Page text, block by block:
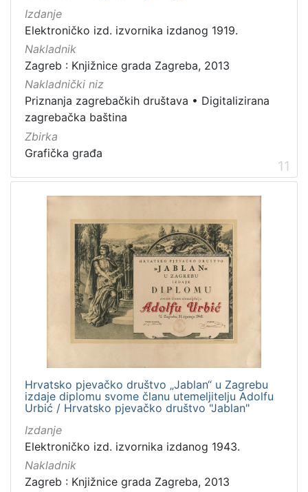
Izdanje
Elektroničko izd. izvornika izdanog 1919.
Nakladnik
Zagreb : Knjižnice grada Zagreba, 2013
Nakladnički niz
Priznanja zagrebačkih društava • Digitalizirana
zagrebačka baština
Zbirka
Grafička građa
11
Hrvatsko pjevačko društvo „Jablan“ u Zagrebu
izdaje diplomu svome članu utemeljitelju Adolfu
Urbić / Hrvatsko pjevačko društvo "Jablan"
Izdanje
Elektroničko izd. izvornika izdanog 1943.
Nakladnik
Zagreb : Knjižnice grada Zagreba, 2013